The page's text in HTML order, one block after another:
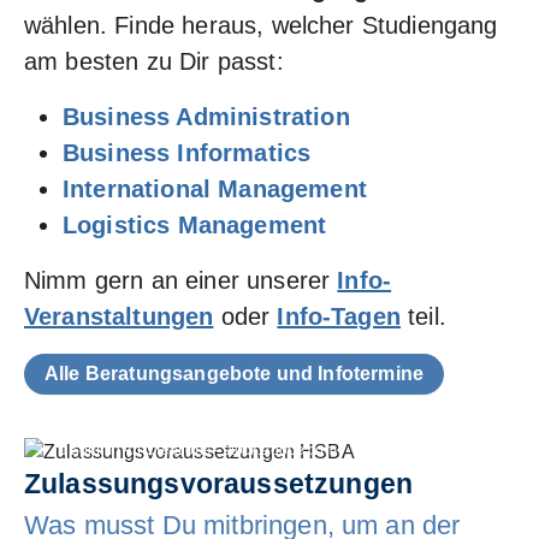
wählen. Finde heraus, welcher Studiengang
am besten zu Dir passt:
Business Administration
Business Informatics
International Management
Logistics Management
Nimm gern an einer unserer Info-
Veranstaltungen oder Info-Tagen teil.
Alle Beratungsangebote und Infotermine
Summit Art Creations - stock.adobe.com
Zulassungsvoraussetzungen
Was musst Du mitbringen, um an der